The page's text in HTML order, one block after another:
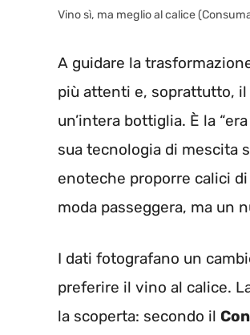
Vino sì, ma meglio al calice
A guidare la
più attenti e, soprattutto,
un’intera bottiglia. È la
sua tecnologia di mescita
enoteche proporre calici
moda passeggera, ma un
I dati fotografano un
preferire il vino al calice.
la scoperta: secondo il